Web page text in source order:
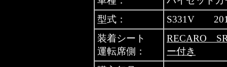
型式：
S331V
装着シート
運転席側：
RECARO
ー付き